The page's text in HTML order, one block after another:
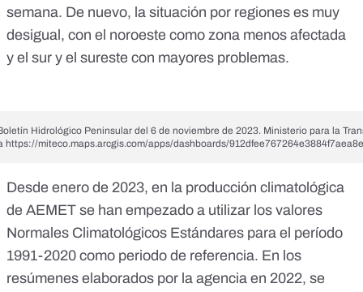
semana. De nuevo, la situación por regiones es muy
desigual, con el noroeste como zona menos afectada
y el sur y el sureste con mayores problemas.
Hidrológico Peninsular del 6 de noviembre de 2023. Ministerio para la
https://miteco.maps.arcgis.com/apps/dashboards/
Desde enero de 2023, en la producción climatológica
de AEMET se han empezado a utilizar los valores
Normales Climatológicos Estándares para el período
1991-2020 como periodo de referencia. En los
resúmenes elaborados por la agencia en 2022, se